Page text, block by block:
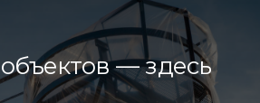
— здесь